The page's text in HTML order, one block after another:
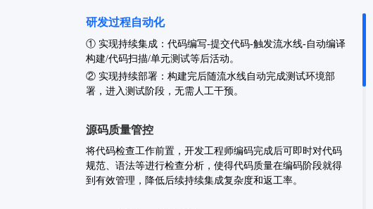
研发过程自动化
① 实现持续集成：代码编写-提交代码-触发流水线-自动编译
构建/代码扫描/单元测试等后活动。
② 实现持续部署：构建完后随流水线自动完成测试环境部
署，进入测试阶段，无需人工干预。
源码质量管控
将代码检查工作前置，开发工程师编码完成后可即时对代码
规范、语法等进行检查分析，使得代码质量在编码阶段就得
到有效管理，降低后续持续集成复杂度和返工率。